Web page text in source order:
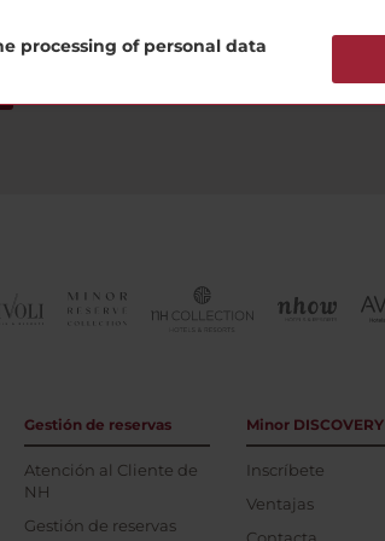
Gestión de reservas
Atención al Cliente de
NH
Gestión de reservas
Minor DISCOVERY
Inscríbete
Ventajas
processing of personal data